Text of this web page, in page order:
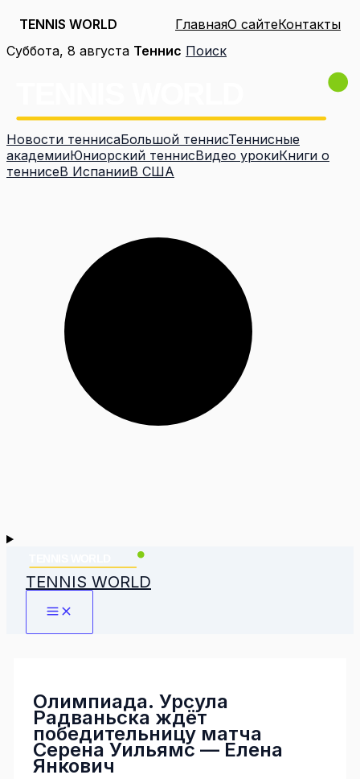
TENNIS WORLD ГлавнаяО сайтеКонтакты
Перейти
Суббота, 8 августа Теннис Поиск
Новости теннисаБольшой теннисТеннисные
академииЮниорский теннисВидео урокиКниги о
теннисеВ ИспанииВ США
TENNIS WORLD
Олимпиада. Урсула
Радваньска ждёт
победительницу матча
Серена Уильямс — Елена
Янкович